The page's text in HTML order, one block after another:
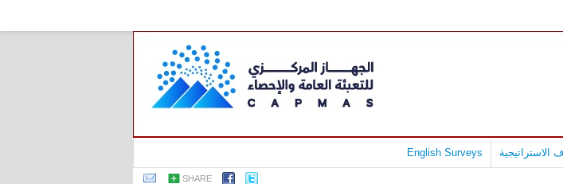
الاستراتيجية English Surveys
SHARE